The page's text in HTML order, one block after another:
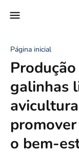
Página inicial
galinhas
o bem-